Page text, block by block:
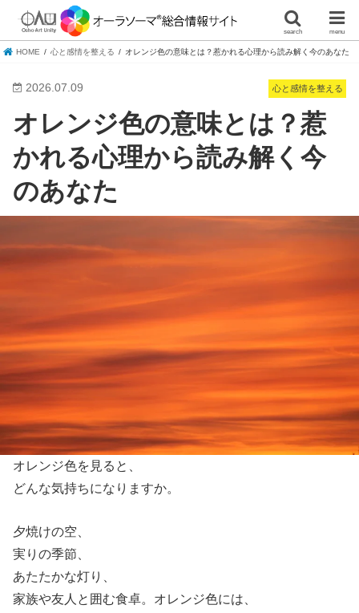
search menu
HOME 心と感情を整える オレンジ色の意味とは？惹かれる心理から読み解く今のあなた
心と感情を整える
2026.07.09
オレンジ色の意味とは？惹
かれる心理から読み解く今
のあなた
オレンジ色を見ると、
どんな気持ちになりますか。
夕焼けの空、
実りの季節、
あたたかな灯り、
家族や友人と囲む食卓。オレンジ色には、